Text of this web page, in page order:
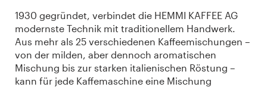
1930 gegründet, verbindet die HEMMI KAFFEE AG
modernste Technik mit traditionellem Handwerk.
Aus mehr als 25 verschiedenen Kaffeemischungen –
von der milden, aber dennoch aromatischen
Mischung bis zur starken italienischen Röstung –
kann für jede Kaffemaschine eine Mischung